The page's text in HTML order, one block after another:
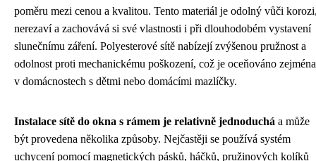
poměru mezi cenou a kvalitou. Tento materiál je odolný vůči
nerezaví a zachovává si své vlastnosti i při dlouhodobém vystavení
slunečnímu záření. Polyesterové sítě nabízejí zvýšenou pružnost a
odolnost proti mechanickému poškození, což je oceňováno zejména
v domácnostech s dětmi nebo domácími mazlíčky.
Instalace sítě do okna s rámem je relativně jednoduchá a může
být provedena několika způsoby. Nejčastěji se používá systém
uchycení pomocí magnetických pásků, háčků, pružinových kolíků